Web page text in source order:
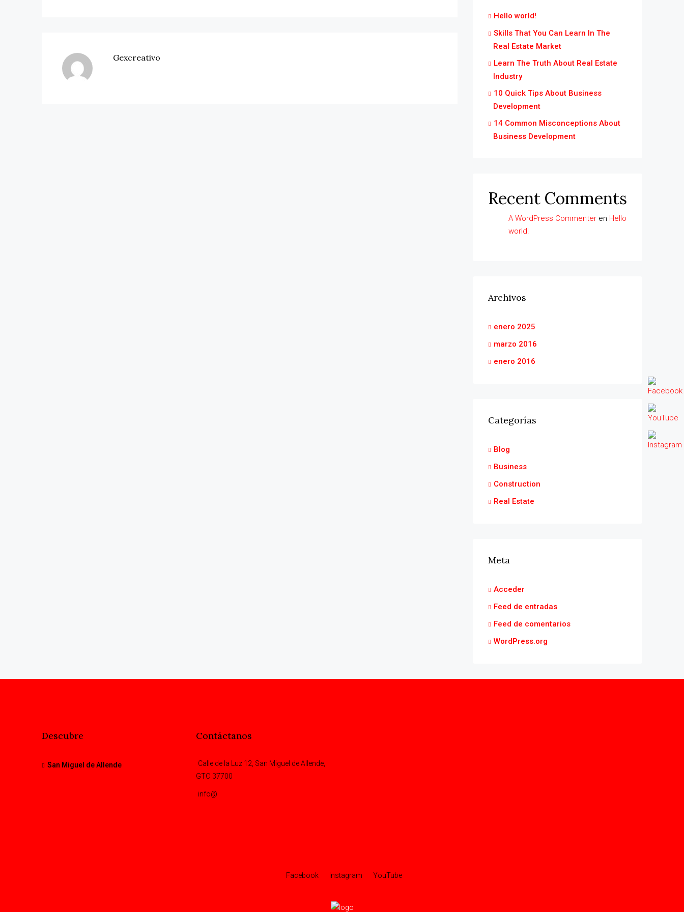
Gexcreativo
Hello world!
Skills That You Can Learn In The
Real Estate Market
Learn The Truth About Real Estate
Industry
10 Quick Tips About Business
Development
14 Common Misconceptions About
Business Development
Recent Comments
A WordPress Commenter en Hello
world!
Archivos
enero 2025
marzo 2016
enero 2016
Categorías
Blog
Business
Construction
Real Estate
Meta
Acceder
Feed de entradas
Feed de comentarios
WordPress.org
Descubre
San Miguel de Allende
Contáctanos
Calle de la Luz 12, San Miguel de Allende,
GTO 37700
info@
Facebook Instagram YouTube